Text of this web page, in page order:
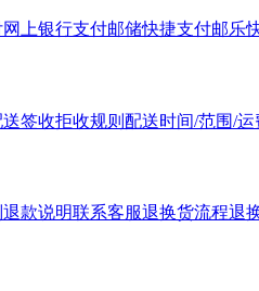
网上银行支付邮储快捷支付邮乐
签收拒收规则 配送时间/范围/运
退款说明联系客服退换货流程退